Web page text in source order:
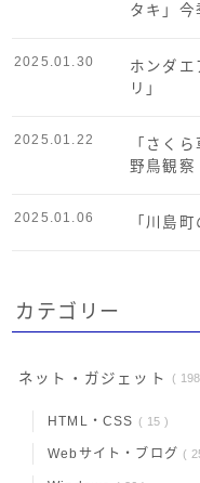
タキ」今
ホンダエ
リ」
2025.01.30
「さく
野鳥観
2025.01.22
「川島
2025.01.06
カテゴリー
ネット・ガジェット 198
HTML・CSS 15
Webサイト・ブログ